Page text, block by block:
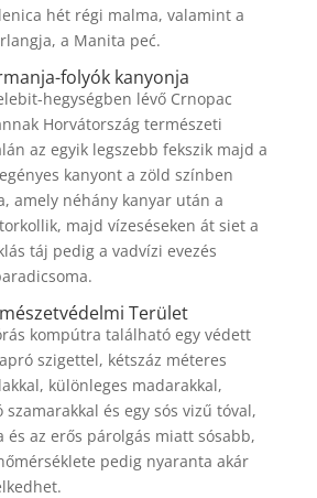
hét régi malma, valamint a
a Manita peć.
folyók kanyonja
hegységben lévő Crnopac
Horvátország természeti
az egyik legszebb fekszik majd a
kanyont a zöld színben
amely néhány kanyar után a
majd vízeséseken át siet a
táj pedig a vadvízi evezés
Terület
kompútra található egy védett
szigettel, kétszáz méteres
különleges madarakkal,
szamarakkal és egy sós vizű tóval,
és az erős párolgás miatt sósabb,
pedig nyaranta akár